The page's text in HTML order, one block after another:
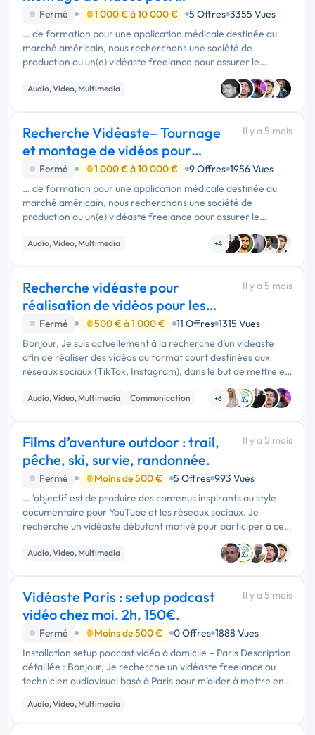
application - Montpellier
Fermé 1 000 € à 10 000 € 5 Offres 3355 Vues
… de formation pour une application médicale destinée au
marché américain, nous recherchons une société de
production ou un(e) vidéaste freelance pour assurer le
tournage et le montage des vidéos. Le tournage sera simple
et léger, réalisé à …
Audio, Video, Multimedia
Recherche Vidéaste– Tournage
et montage de vidéos pour
application
Il y a 5 mois
Fermé 1 000 € à 10 000 € 9 Offres 1956 Vues
… de formation pour une application médicale destinée au
marché américain, nous recherchons une société de
production ou un(e) vidéaste freelance pour assurer le
tournage et le montage des vidéos. Le tournage sera simple
et léger, réalisé à …
Audio, Video, Multimedia +4
Recherche vidéaste pour
réalisation de vidéos pour les
réseaux sociaux
Il y a 5 mois
Fermé 500 € à 1 000 € 11 Offres 1315 Vues
Bonjour, Je suis actuellement à la recherche d’un vidéaste
afin de réaliser des vidéos au format court destinées aux
réseaux sociaux (TikTok, Instagram), dans le but de mettre en
avant une collection pour une marque de casquettes. Nous …
Audio, Video, Multimedia Communication +6
Films d’aventure outdoor : trail,
pêche, ski, survie, randonnée.
Il y a 5 mois
Fermé Moins de 500 € 5 Offres 993 Vues
… ’objectif est de produire des contenus inspirants au style
documentaire pour YouTube et les réseaux sociaux. Je
recherche un vidéaste débutant motivé pour participer à ces
projets et construire un portfolio autour de l’aventure.
Audio, Video, Multimedia
Vidéaste Paris : setup podcast
vidéo chez moi. 2h, 150€.
Il y a 5 mois
Fermé Moins de 500 € 0 Offres 1888 Vues
Installation setup podcast vidéo à domicile – Paris Description
détaillée : Bonjour, Je recherche un vidéaste freelance ou
technicien audiovisuel basé à Paris pour m’aider à mettre en
Audio, Video, Multimedia